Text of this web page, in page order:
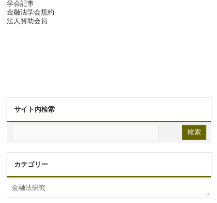
学会記事
金融法学会規約
法人賛助会員
サイト内検索
カテゴリー
金融法研究